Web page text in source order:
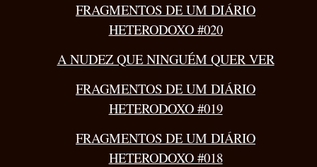
FRAGMENTOS DE UM DIÁRIO
HETERODOXO #020
A NUDEZ QUE NINGUÉM QUER VER
FRAGMENTOS DE UM DIÁRIO
HETERODOXO #019
FRAGMENTOS DE UM DIÁRIO
HETERODOXO #018